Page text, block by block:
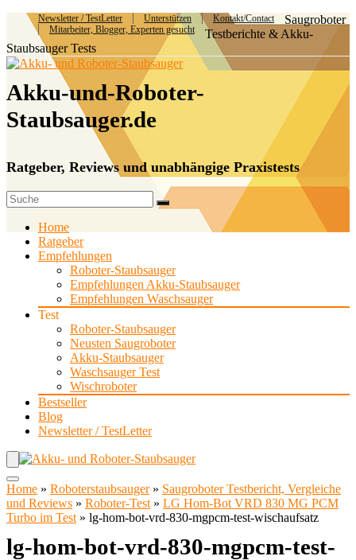
Newsletter / TestLetter Unterstützen
Kontakt/Contact
Mitarbeiter, Blogger, Experten gesucht
Saugroboter
Testberichte & Akku-
Staubsauger Tests
Akku-und-Roboter-
Staubsauger.de
Ratgeber, Reviews und unabhängige Praxistests
Home
Ratgeber
Empfehlungen
Roboter-Staubsauger
Empfehlungen Akku-Staubsauger
Empfehlungen Waschsauger
Test
Roboter-Staubsauger
Neusten Saugroboter
Akku-Staubsauger
Waschsauger Test
Wischroboter
Bestseller
Blog
Newsletter / TestLetter
Home » Roboterstaubsauger» Saugroboter Testbericht, Vergleiche
und Reviews » Roboter-Test » LG Hom-Bot VRD 830 MG PCM
Turbo im Test » lg-hom-bot-vrd-830-mgpcm-test-wischaufsatz
lg-hom-bot-vrd-830-mgpcm-test-